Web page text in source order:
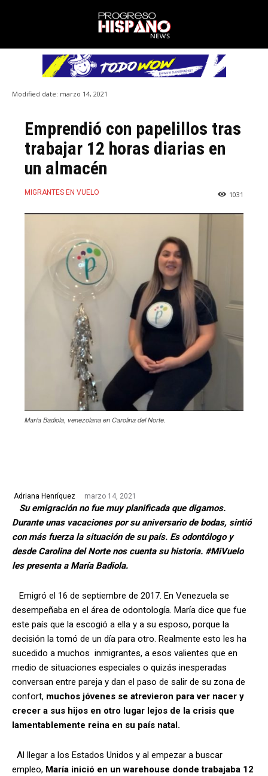
Modified date: marzo 14, 2021
Emprendió con papelillos tras
trabajar 12 horas diarias en
un almacén
MIGRANTES EN VUELO 1031
María Badiola, venezolana en Carolina del Norte.
Adriana Henríquez marzo 14, 2021
Su emigración no fue muy planificada que digamos.
Durante unas vacaciones por su aniversario de bodas, sintió
con más fuerza la situación de su país. Es odontólogo y
desde Carolina del Norte nos cuenta su historia. #MiVuelo
les presenta a María Badiola.
Emigró el 16 de septiembre de 2017. En Venezuela se
desempeñaba en el área de odontología. María dice que fue
este país que la escogió a ella y a su esposo, porque la
decisión la tomó de un día para otro. Realmente esto les ha
sucedido a muchos inmigrantes, a esos valientes que en
medio de situaciones especiales o quizás inesperadas
conversan entre pareja y dan el paso de salir de su zona de
confort, muchos jóvenes se atrevieron para ver nacer y
crecer a sus hijos en otro lugar lejos de la crisis que
lamentablemente reina en su país natal.
Al llegar a los Estados Unidos y al empezar a buscar
empleo, María inició en un warehouse donde trabajaba 12